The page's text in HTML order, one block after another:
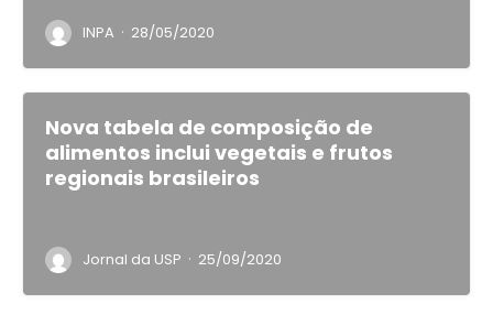
INPA · 28/05/2020
Nova tabela de composição de
alimentos inclui vegetais e frutos
regionais brasileiros
Jornal da USP · 25/09/2020